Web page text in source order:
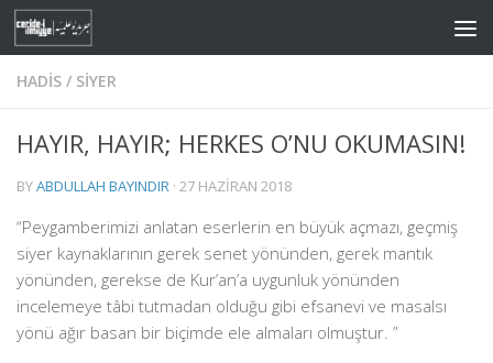
Skip to content
HADIS / SIYER
HAYIR, HAYIR; HERKES O’NU OKUMASIN!
BYABDULLAH BAYINDIR · 27 HAZIRAN 2018
“Peygamberimizi anlatan eserlerin en büyük açmazı, geçmiş
siyer kaynaklarının gerek senet yönünden, gerek mantık
yönünden, gerekse de Kur’an’a uygunluk yönünden
incelemeye tâbi tutmadan olduğu gibi efsanevi ve masalsı
yönü ağır basan bir biçimde ele almaları olmuştur. ”